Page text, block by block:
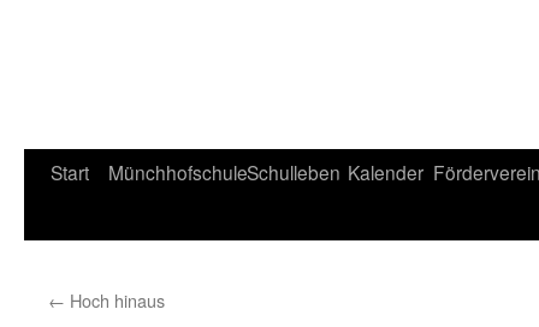
Weiter
Start MünchhofschuleSchulleben Kalender
← Hoch hinaus